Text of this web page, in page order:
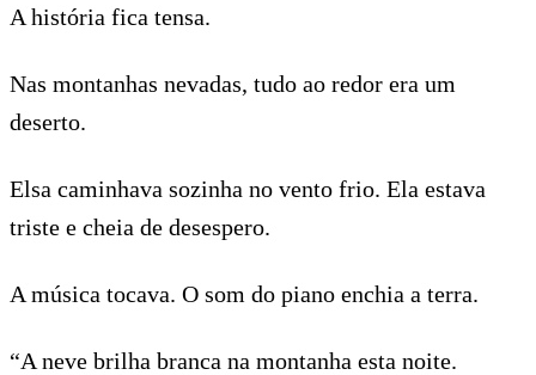
A história fica tensa.
Nas montanhas nevadas, tudo ao redor era um
deserto.
Elsa caminhava sozinha no vento frio. Ela estava
triste e cheia de desespero.
A música tocava. O som do piano enchia a terra.
“A neve brilha branca na montanha esta noite.